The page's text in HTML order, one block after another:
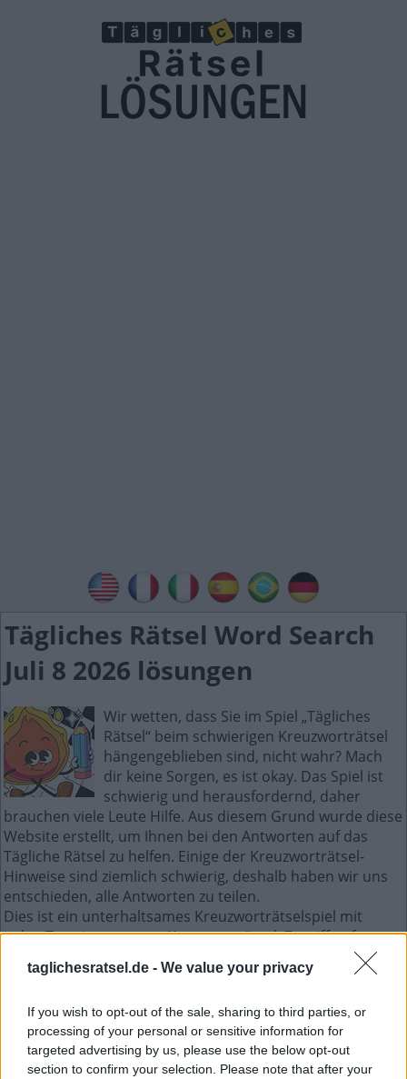
taglichesratsel.de - We value your privacy
If you wish to opt-out of the sale, sharing to third parties, or
processing of your personal or sensitive information for
targeted advertising by us, please use the below opt-out
section to confirm your selection. Please note that after your
Tägliches Rätsel Word Search
Juli 8 2026 lösungen
Wir wetten, dass Sie im Spiel „Tägliches
Rätsel“ beim schwierigen Kreuzworträtsel
hängengeblieben sind, nicht wahr? Mach
dir keine Sorgen, es ist okay. Das Spiel ist
schwierig und herausfordernd, daher
brauchen viele Leute Hilfe. Aus diesem Grund wurde diese
Website erstellt, um Ihnen bei den Antworten auf das
Tägliche Rätsel zu helfen. Einige der Kreuzworträtsel-
Hinweise sind ziemlich schwierig, deshalb haben wir uns
entschieden, alle Antworten zu teilen.
Dies ist ein unterhaltsames Kreuzworträtselspiel mit
jeden Tag einem neuen Kreuzworträtsel. Zugriff auf
Hunderte von Rätseln direkt auf Ihrem Android-Gerät.
Spielen oder wiederholen Sie Ihre Kreuzworträtsel, wann
Sie jeden Tag brillante Kreuzworträtsel! Werden Sie zum
Meister im Kreuzworträtsel-Lösen und haben Sie jede
Menge Spaß – und das alles kostenlos!